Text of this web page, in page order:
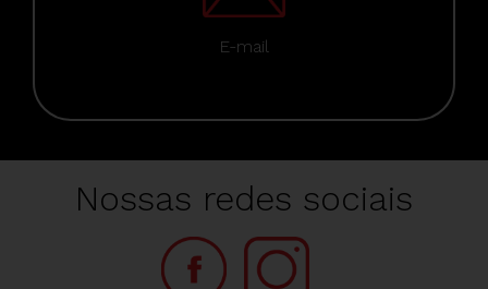
E-mail
Nossas redes sociais